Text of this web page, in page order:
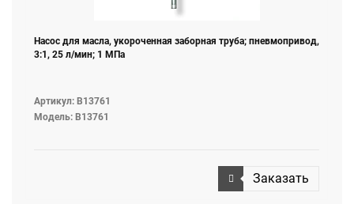
Насос для масла, укороченная заборная труба; пневмопривод,
3:1, 25 л/мин; 1 МПа
Артикул: B13761
Модель: B13761
Заказать